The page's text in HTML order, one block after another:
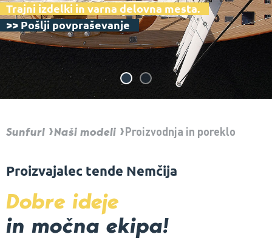
Sunfurl Naši modeli Proizvodnja in poreklo
Trajni izdelki in varna delovna mesta.
>> Pošlji povpraševanje
Proizvajalec tende Nemčija
Dobre ideje
in močna ekipa!